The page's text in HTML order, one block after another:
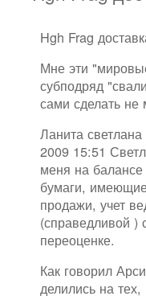
Hgh Frag
Мне эти
субподряд
сами сделать не
Ланита
2009 15:51
меня на
бумаги,
продажи, учет
(справедливой )
переоценке.
Как говорил
делились на тех,